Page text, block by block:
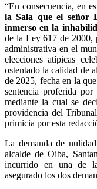
“En consecuencia, en
la Sala que el señor
inmerso en la
de la Ley 617 de 2000,
administrativa en el
elecciones atípicas
ostentado la calidad de
de 2025, fecha en la
sentencia proferida
mediante la cual se
providencia del
primicia por esta
La demanda de
alcalde de Oiba,
incurrido en una de
asegurado los dos